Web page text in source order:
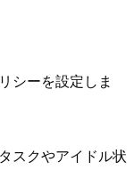
シーを設定しま
スクやアイドル状